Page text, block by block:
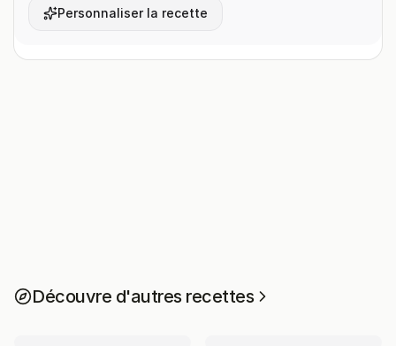
Personnaliser la recette
Découvre d'autres recettes